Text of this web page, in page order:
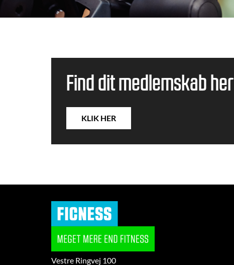
Find dit medlemskab her
KLIK HER
Vestre Ringvej 100